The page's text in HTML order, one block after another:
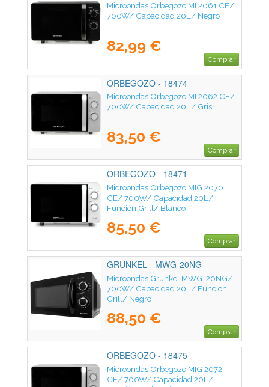
Microondas Orbegozo MI 2061 CE/
700W/ Capacidad 20L/ Negro
82,99 €
Comprar
ORBEGOZO - 18474
Microondas Orbegozo MI 2062 CE/
700W/ Capacidad 20L/ Gris
83,50 €
Comprar
ORBEGOZO - 18471
Microondas Orbegozo MIG 2070
CE/ 700W/ Capacidad 20L/
Función Grill/ Blanco
85,50 €
Comprar
GRUNKEL - MWG-20NG
Microondas Grunkel MWG-20NG/
700W/ Capacidad 20L/ Funcion
Grill/ Negro
88,50 €
Comprar
ORBEGOZO - 18475
Microondas Orbegozo MIG 2072
CE/ 700W/ Capacidad 20L/